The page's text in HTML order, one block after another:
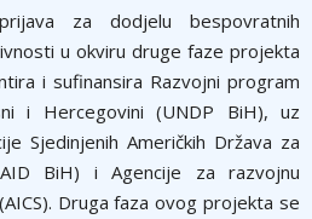
za dodjelu bespovratnih
u okviru druge faze projekta
i sufinansira Razvojni program
i Hercegovini (UNDP BiH), uz
Sjedinjenih Američkih Država za
BiH) i Agencije za razvojnu
Druga faza ovog projekta se